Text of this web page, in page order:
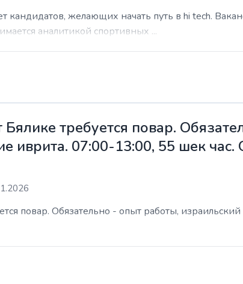
кандидатов, желающих начать путь в hi tech.
аналитикой спортивных ...
требуется повар.
иврита. 07:00-13:00, 55 шек
повар. Обязательно - опыт работы,